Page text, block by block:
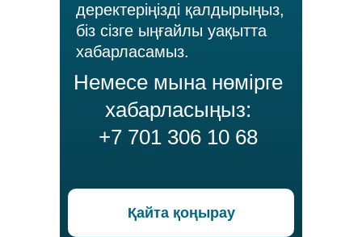
Немесе мына нөмірге
хабарласыңыз:
+7 701 306 10 68
деректеріңізді қалдырыңыз,
біз сізге ыңғайлы уақытта
хабарласамыз.
Қайта қоңырау